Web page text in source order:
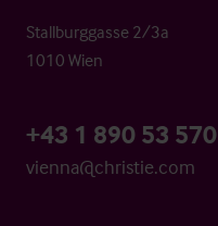
Stallburggasse 2/3a
1010 Wien
+43 1 890 53 570
vienna@christie.com